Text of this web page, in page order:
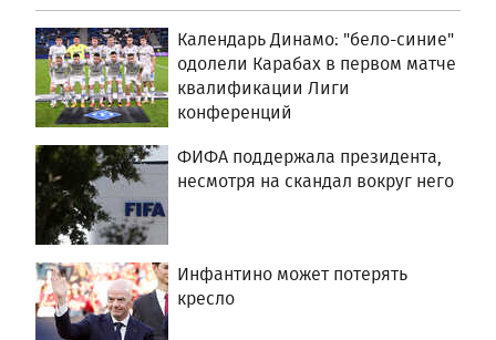
Календарь Динамо: "бело-синие"
одолели Карабах в первом матче
квалификации Лиги
конференций
ФИФА поддержала президента,
несмотря на скандал вокруг него
Инфантино может потерять
кресло